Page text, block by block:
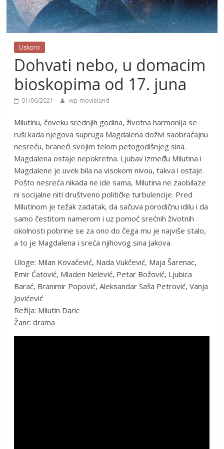
Uskoro
Dohvati nebo, u domacim
bioskopima od 17. juna
01/06/2021 wp-movieland
Milutinu, čoveku srednjih godina, životna harmonija se
ruši kada njegova supruga Magdalena doživi saobraćajnu
nesreću, braneći svojim telom petogodišnjeg sina.
Magdalena ostaje nepokretna. Ljubav između Milutina i
Magdalene je uvek bila na visokom nivou, takva i ostaje.
Pošto nesreća nikada ne ide sama, Milutina ne zaobilaze
ni socijalne niti društveno političke turbulencije. Pred
Milutinom je težak zadatak, da sačuva porodičnu idilu i da
samo čestitom namerom i uz pomoć srećnih životnih
okolnosti pobrine se za ono do čega mu je najviše stalo,
a to je Magdalena i sreća njihovog sina Jakova.
Uloge: Milan Kovačević, Nada Vukčević, Maja Šarenac,
Emir Ćatović, Mladen Nelević, Petar Božović, Ljubica
Barać, Branimir Popović, Aleksandar Saša Petrović, Vanja
Jovićević
Režija: Milutin Daric
Žanr: drama